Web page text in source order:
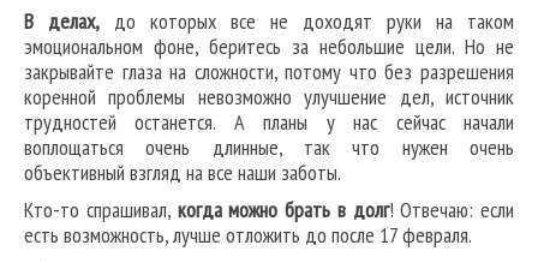
В делах, до которых все не доходят руки на таком
эмоциональном фоне, беритесь за небольшие цели. Но не
закрывайте глаза на сложности, потому что без разрешения
коренной проблемы невозможно улучшение дел, источник
трудностей останется. А планы у нас сейчас начали
воплощаться очень длинные, так что нужен очень
объективный взгляд на все наши заботы.
Кто-то спрашивал, когда можно брать в долг! Отвечаю: если
есть возможность, лучше отложить до после 17 февраля.